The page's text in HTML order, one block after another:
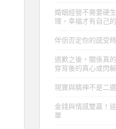
婚姻經營不需要硬
理，幸福才有自己
伴侶否定你的感受
道歉之後，關係真
穿背後的真心或閃躲
現實與精神不是二
金錢與情感雙贏！
單